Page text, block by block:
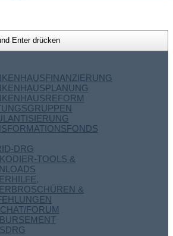
DRG
TOOLS &
&
FORUM